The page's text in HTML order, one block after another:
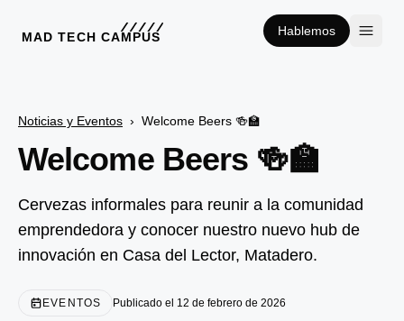
MAD TECH CAMPUS Hablemos
Noticias y Eventos › Welcome Beers 🍻🏫
Welcome Beers 🍻🏫
Cervezas informales para reunir a la comunidad
emprendedora y conocer nuestro nuevo hub de
innovación en Casa del Lector, Matadero.
EVENTOS Publicado el 12 de febrero de 2026